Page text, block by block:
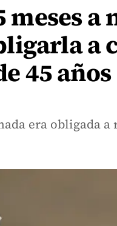
meses a
a
45 años
era obligada